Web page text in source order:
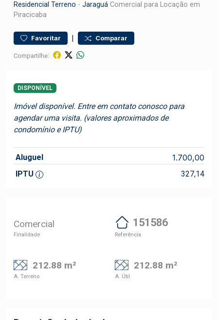
Residencial Terreno - Jaraguá Comercial para Locação em
Piracicaba
Favoritar | Comparar
Compartilhe:
DISPONÍVEL
Imóvel disponível. Entre em contato conosco para
agendar uma visita. (valores aproximados de
condomínio e IPTU)
Aluguel 1.700,00
IPTU 327,14
Comercial
Finalidade
151586
Referência
212.88 m²
A. Terreno
212.88 m²
A. Útil